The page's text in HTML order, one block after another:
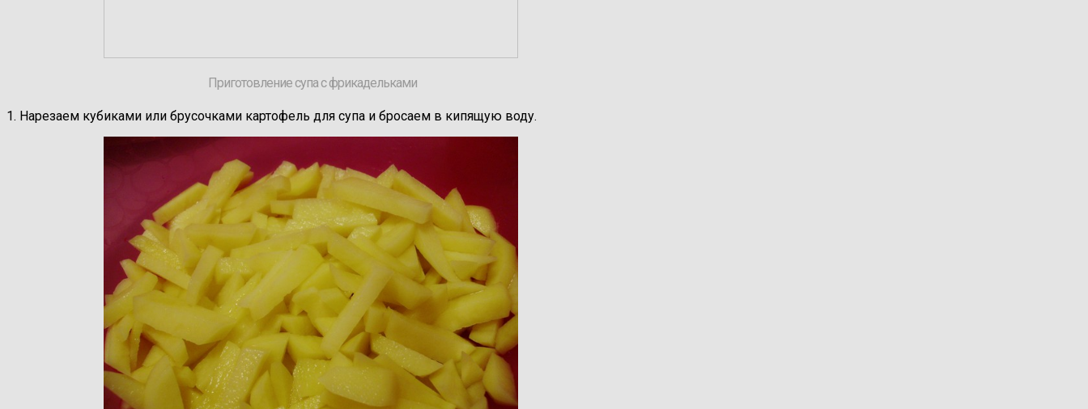
Приготовление супа с фрикадельками
1. Нарезаем кубиками или брусочками картофель для супа и бросаем в кипящую воду.